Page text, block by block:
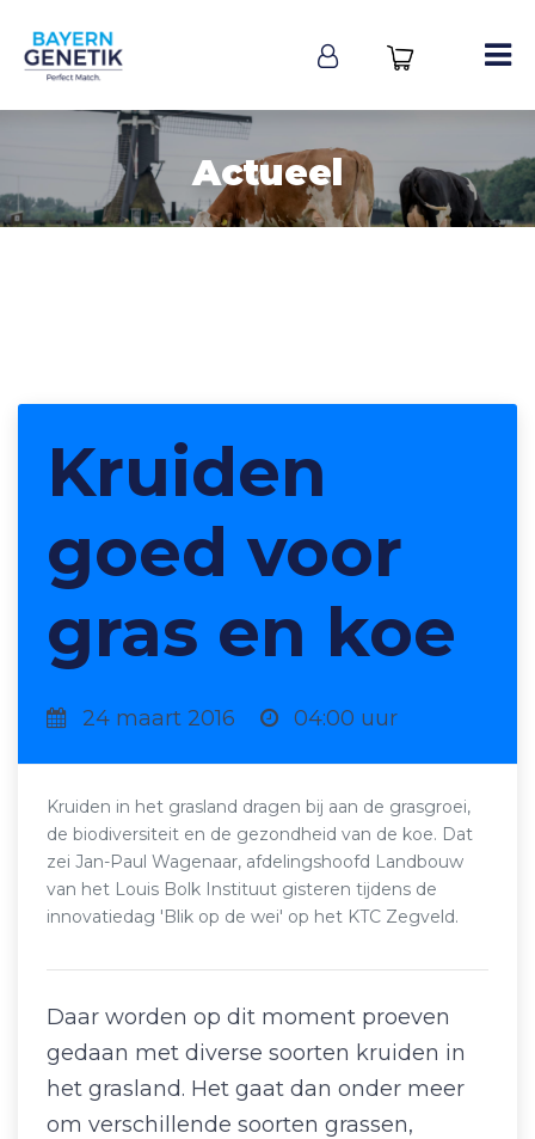
Actueel
Kruiden
goed voor
gras en koe
24 maart 2016 04:00 uur
Kruiden in het grasland dragen bij aan de grasgroei,
de biodiversiteit en de gezondheid van de koe. Dat
zei Jan-Paul Wagenaar, afdelingshoofd Landbouw
van het Louis Bolk Instituut gisteren tijdens de
innovatiedag 'Blik op de wei' op het KTC Zegveld.
Daar worden op dit moment proeven
gedaan met diverse soorten kruiden in
het grasland. Het gaat dan onder meer
om verschillende soorten grassen,